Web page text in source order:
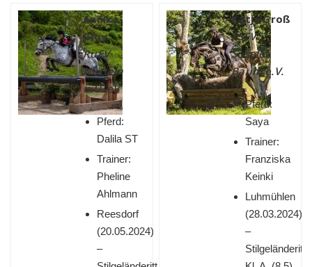
Annika
Gloy
RuFV
Nutteln
u.U. eV
Pferd:
Dalila ST
Trainer:
Pheline
Ahlmann
Reesdorf
(20.05.2024)
–
Katja Groß
PSFV
Süseler
Baum e.V.
Pferd:
Saya
Trainer:
Franziska
Keinki
Luhmühlen
(28.03.2024)
–
Stilgeländeritt